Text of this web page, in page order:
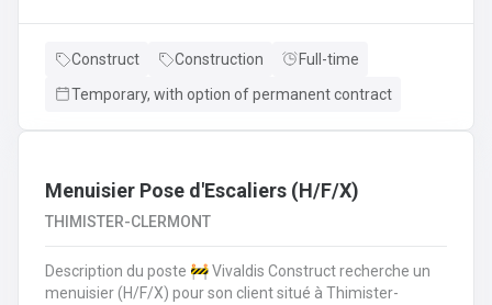
vous épanouir dans une mission pour du long terme?
Construct Construction
Full-time
Temporary, with option of permanent contract
Menuisier Pose d'Escaliers (H/F/X)
THIMISTER-CLERMONT
Description du poste 🚧 Vivaldis Construct recherche un
menuisier (H/F/X) pour son client situé à Thimister-